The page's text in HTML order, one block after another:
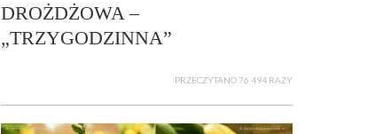
DROŻDŻOWA –
„TRZYGODZINNA”
PRZECZYTANO 76 494 RAZY